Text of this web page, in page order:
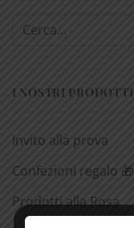
Cerca:
I NOSTRI PRODOTTI
Invito alla prova
Confezioni regalo 🎁
Prodotti alla Rosa